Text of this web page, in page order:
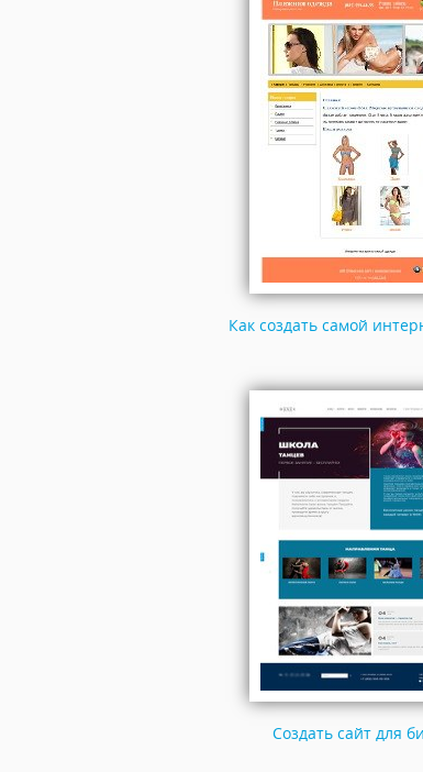
Как создать самой
Создать сайт для